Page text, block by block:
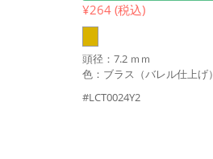
¥264 (税込)
頭径：7.2 ｍｍ
色：ブラス（バレル仕上げ）
#LCT0024Y2